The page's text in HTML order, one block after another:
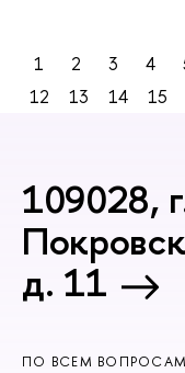
1 2 3 4
12
13 14 15
109028,
д. 11
ПО ВСЕМ